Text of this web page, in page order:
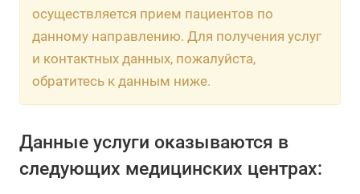
осуществляется прием пациентов по
данному направлению. Для получения услуг
и контактных данных, пожалуйста,
обратитесь к данным ниже.
Данные услуги оказываются в
следующих медицинских центрах: